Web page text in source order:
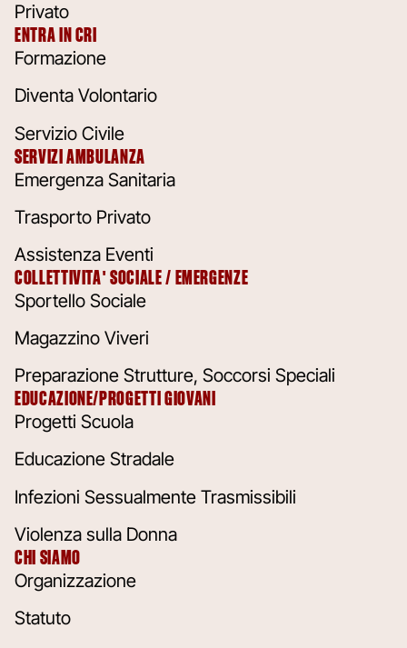
Privato
ENTRA IN CRI
Formazione
Diventa Volontario
Servizio Civile
SERVIZI AMBULANZA
Emergenza Sanitaria
Trasporto Privato
Assistenza Eventi
COLLETTIVITA' SOCIALE / EMERGENZE
Sportello Sociale
Magazzino Viveri
Preparazione Strutture, Soccorsi Speciali
EDUCAZIONE/PROGETTI GIOVANI
Progetti Scuola
Educazione Stradale
Infezioni Sessualmente Trasmissibili
Violenza sulla Donna
CHI SIAMO
Organizzazione
Statuto